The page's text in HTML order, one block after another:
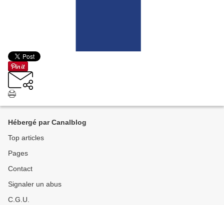
Hébergé par Canalblog
Top articles
Pages
Contact
Signaler un abus
C.G.U.